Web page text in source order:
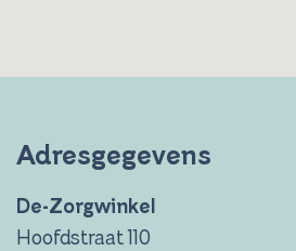
Adresgegevens
De-Zorgwinkel
Hoofdstraat 110